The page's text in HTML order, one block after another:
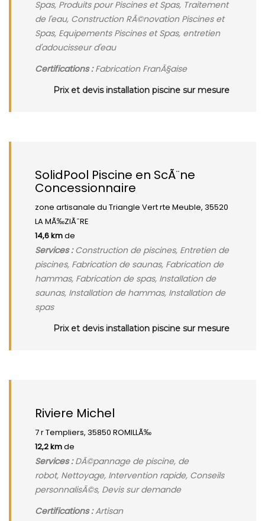
Spas, Produits pour Piscines et Spas, Traitement
de l'eau, Construction RÃ©novation Piscines et
Spas, Equipements Piscines et Spas, entretien
d'adoucisseur d'eau
Certifications :Fabrication FranÃ§aise
Prix et devis installation piscine sur mesure
SolidPool Piscine en ScÃ¨ne
Concessionnaire
zone artisanale du Triangle Vert rte Meuble, 35520
LA MÃ‰ZIÃˆRE
14,6 kmde
Services :Construction de piscines, Entretien de
piscines, Fabrication de saunas, Fabrication de
hammas, Fabrication de spas, Installation de
saunas, Installation de hammas, Installation de
spas
Prix et devis installation piscine sur mesure
Riviere Michel
7 r Templiers, 35850 ROMILLÃ‰
12,2 kmde
Services :DÃ©pannage de piscine, de
robot, Nettoyage, Intervention rapide, Conseils
personnalisÃ©s, Devis sur demande
Certifications :Artisan